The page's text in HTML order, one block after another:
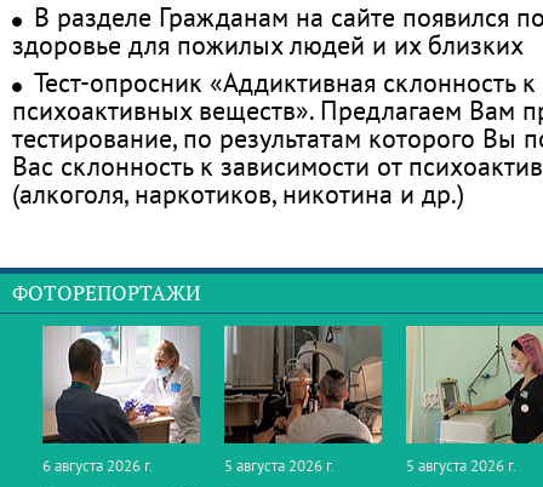
В разделе Гражданам на сайте появился
здоровье для пожилых людей и их близких
Тест-опросник «Аддиктивная склонность
психоактивных веществ». Предлагаем Вам
тестирование, по результатам которого Вы
Вас склонность к зависимости от
(алкоголя, наркотиков, никотина и др.)
ФОТОРЕПОРТАЖИ
6 августа 2026 г.
5 августа 2026 г.
5 августа 2026 г.